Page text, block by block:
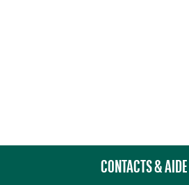
CONTACTS & AIDE